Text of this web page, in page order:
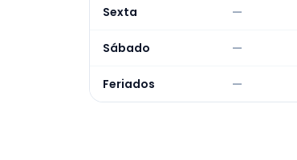
Sexta —
Sábado —
Feriados —